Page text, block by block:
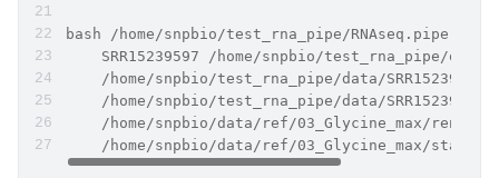
bash /home/snpbio/test_rna_pipe/RNAseq.pipe.sh \
SRR15239597 /home/snpbio/test_rna_pipe/out \
/home/snpbio/test_rna_pipe/data/
/home/snpbio/test_rna_pipe/data/
/home/snpbio/data/ref/03_Glycine_max/
/home/snpbio/data/ref/03_Glycine_max/